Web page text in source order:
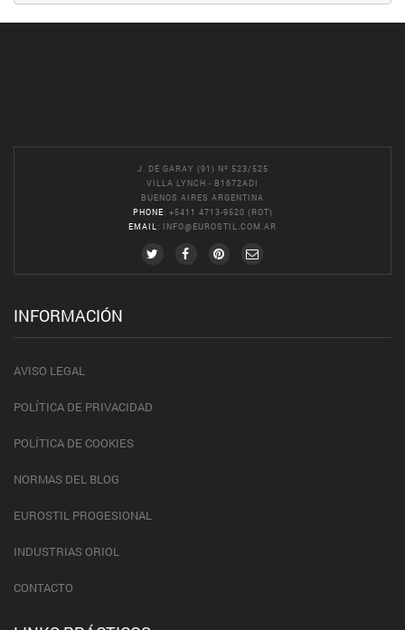
J. DE GARAY (91) Nº 523/525
VILLA LYNCH - B1672ADI
BUENOS AIRES ARGENTINA
PHONE: +5411 4713-9520 (ROT)
EMAIL : INFO@EUROSTIL.COM.AR
INFORMACIÓN
AVISO LEGAL
POLÍTICA DE PRIVACIDAD
POLÍTICA DE COOKIES
NORMAS DEL BLOG
EUROSTIL PROGESIONAL
INDUSTRIAS ORIOL
CONTACTO